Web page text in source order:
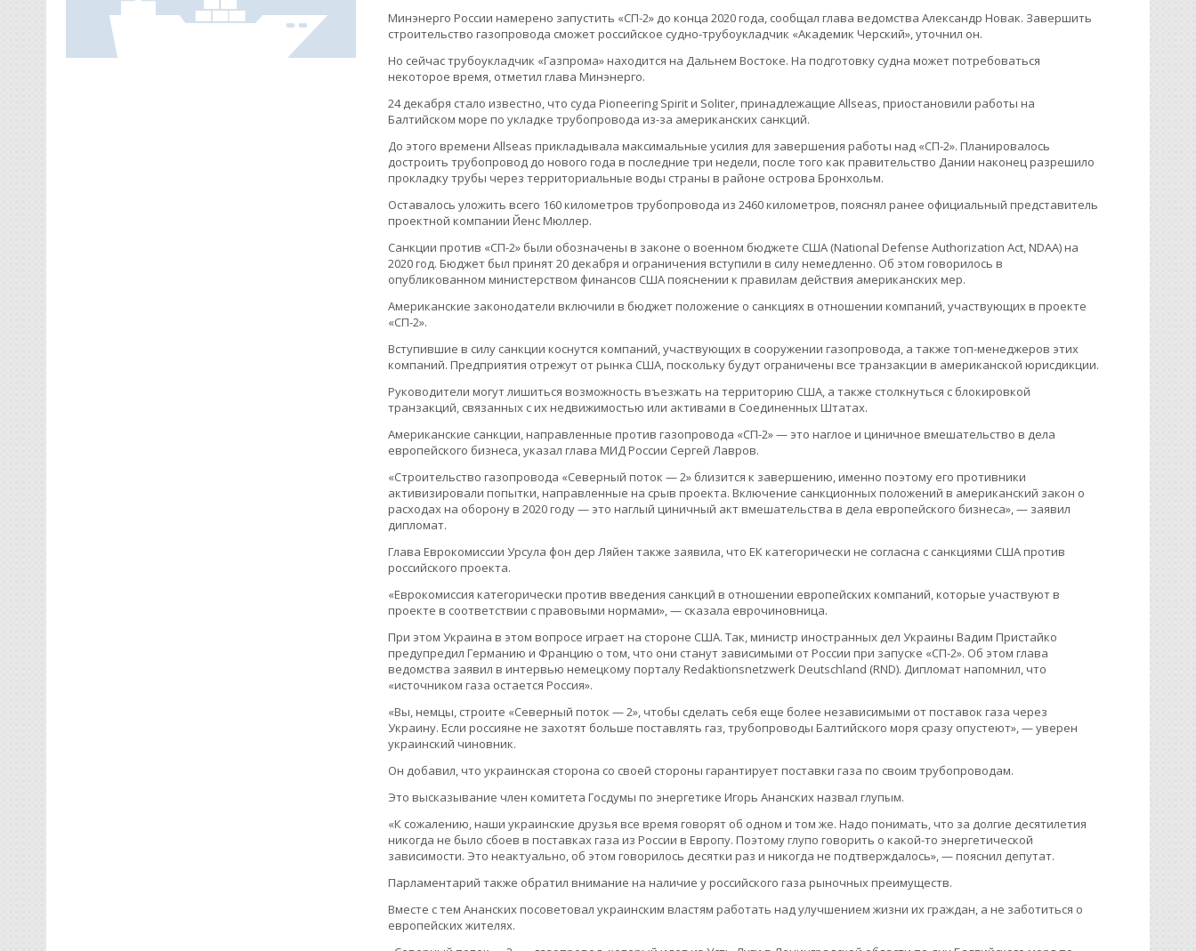
Минэнерго России намерено запустить «СП-2» до конца 2020 года, сообщал глава ведомства Александр Новак. Завершить
строительство газопровода сможет российское судно-трубоукладчик «Академик Черский», уточнил он.
Но сейчас трубоукладчик «Газпрома» находится на Дальнем Востоке. На подготовку судна может потребоваться
некоторое время, отметил глава Минэнерго.
24 декабря стало известно, что суда Pioneering Spirit и Soliter, принадлежащие Allseas, приостановили работы на
Балтийском море по укладке трубопровода из-за американских санкций.
До этого времени Allseas прикладывала максимальные усилия для завершения работы над «СП-2». Планировалось
достроить трубопровод до нового года в последние три недели, после того как правительство Дании наконец разрешило
прокладку трубы через территориальные воды страны в районе острова Бронхольм.
Оставалось уложить всего 160 километров трубопровода из 2460 километров, пояснял ранее официальный представитель
проектной компании Йенс Мюллер.
Санкции против «СП-2» были обозначены в законе о военном бюджете США (National Defense Authorization Act, NDAA) на
2020 год. Бюджет был принят 20 декабря и ограничения вступили в силу немедленно. Об этом говорилось в
опубликованном министерством финансов США пояснении к правилам действия американских мер.
Американские законодатели включили в бюджет положение о санкциях в отношении компаний, участвующих в проекте
«СП-2».
Вступившие в силу санкции коснутся компаний, участвующих в сооружении газопровода, а также топ-менеджеров этих
компаний. Предприятия отрежут от рынка США, поскольку будут ограничены все транзакции в американской юрисдикции.
Руководители могут лишиться возможность въезжать на территорию США, а также столкнуться с блокировкой
транзакций, связанных с их недвижимостью или активами в Соединенных Штатах.
Американские санкции, направленные против газопровода «СП-2» — это наглое и циничное вмешательство в дела
европейского бизнеса, указал глава МИД России Сергей Лавров.
«Строительство газопровода «Северный поток — 2» близится к завершению, именно поэтому его противники
активизировали попытки, направленные на срыв проекта. Включение санкционных положений в американский закон о
расходах на оборону в 2020 году — это наглый циничный акт вмешательства в дела европейского бизнеса», — заявил
дипломат.
Глава Еврокомиссии Урсула фон дер Ляйен также заявила, что ЕК категорически не согласна с санкциями США против
российского проекта.
«Еврокомиссия категорически против введения санкций в отношении европейских компаний, которые участвуют в
проекте в соответствии с правовыми нормами», — сказала еврочиновница.
При этом Украина в этом вопросе играет на стороне США. Так, министр иностранных дел Украины Вадим Пристайко
предупредил Германию и Францию о том, что они станут зависимыми от России при запуске «СП-2». Об этом глава
ведомства заявил в интервью немецкому порталу Redaktionsnetzwerk Deutschland (RND). Дипломат напомнил, что
«источником газа остается Россия».
«Вы, немцы, строите «Северный поток — 2», чтобы сделать себя еще более независимыми от поставок газа через
Украину. Если россияне не захотят больше поставлять газ, трубопроводы Балтийского моря сразу опустеют», — уверен
украинский чиновник.
Он добавил, что украинская сторона со своей стороны гарантирует поставки газа по своим трубопроводам.
Это высказывание член комитета Госдумы по энергетике Игорь Ананских назвал глупым.
«К сожалению, наши украинские друзья все время говорят об одном и том же. Надо понимать, что за долгие десятилетия
никогда не было сбоев в поставках газа из России в Европу. Поэтому глупо говорить о какой-то энергетической
зависимости. Это неактуально, об этом говорилось десятки раз и никогда не подтверждалось», — пояснил депутат.
Парламентарий также обратил внимание на наличие у российского газа рыночных преимуществ.
Вместе с тем Ананских посоветовал украинским властям работать над улучшением жизни их граждан, а не заботиться о
европейских жителях.